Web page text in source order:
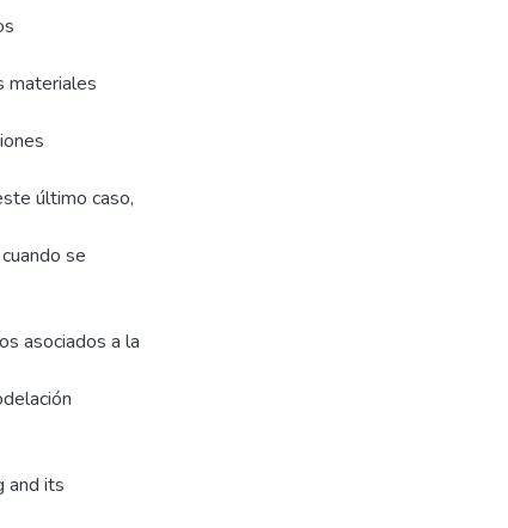
materiales
último caso,
se
asociados a la
and its